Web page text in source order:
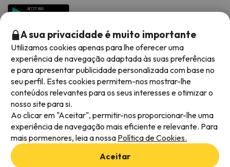
Métodos de pagamento disponíveis
Termos e condições gerais
A sua privacidade é muito importante
Utilizamos cookies apenas para lhe oferecer uma
experiência de navegação adaptada às suas preferências
e para apresentar publicidade personalizada com base no
seu perfil. Estes cookies permitem-nos mostrar-lhe
conteúdos relevantes para os seus interesses e otimizar o
nosso site para si.
Ao clicar em "Aceitar", permitir-nos proporcionar-lhe uma
experiência de navegação mais eficiente e relevante. Para
mais pormenores, leia a nossa Política de Cookies.
Aceitar